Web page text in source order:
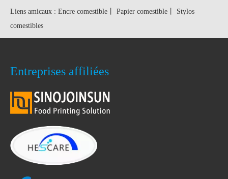
Liens amicaux : Encre comestible Papier comestible
Stylos
comestibles
Entreprises affiliées